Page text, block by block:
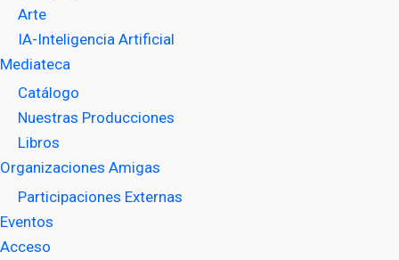
Arte
IA-Inteligencia Artificial
Mediateca
Catálogo
Nuestras Producciones
Libros
Organizaciones Amigas
Participaciones Externas
Eventos
Acceso